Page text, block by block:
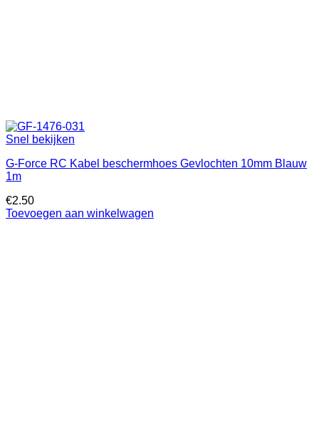
Snel bekijken
G-Force RC Kabel beschermhoes Gevlochten 10mm Blauw
1m
€2.50
Toevoegen aan winkelwagen